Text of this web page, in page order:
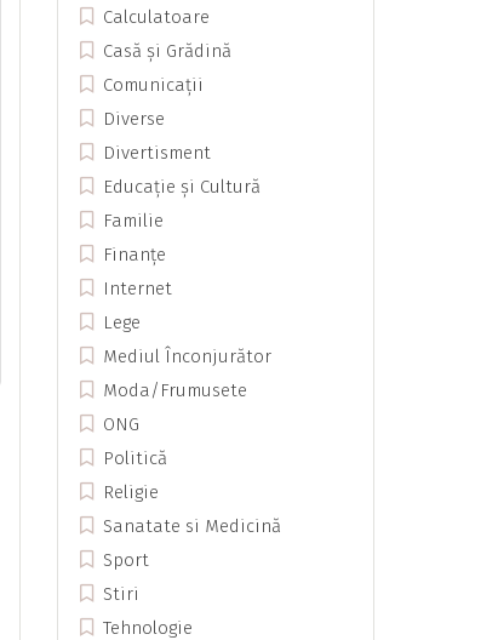
Calculatoare
Casă și Grădină
Comunicații
Diverse
Divertisment
Educație și Cultură
Familie
Finanțe
Internet
Lege
Mediul Înconjurător
Moda/Frumusete
ONG
Politică
Religie
Sanatate si Medicină
Sport
Stiri
Tehnologie